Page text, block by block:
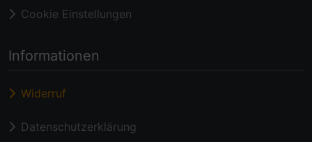
Cookie Einstellungen
Informationen
Widerruf
Datenschutzerklärung